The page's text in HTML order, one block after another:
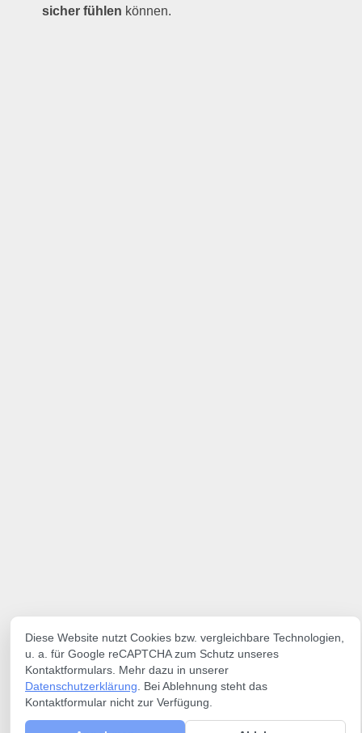
sicher fühlen können.
Diese Website nutzt Cookies bzw. vergleichbare Technologien,
u. a. für Google reCAPTCHA zum Schutz unseres
Kontaktformulars. Mehr dazu in unserer
Datenschutzerklärung . Bei Ablehnung steht das
Kontaktformular nicht zur Verfügung.